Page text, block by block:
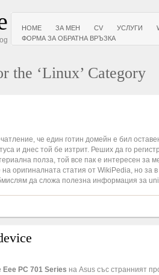
HOME ЗА МЕН CV УСЛУГИ
ФОРМА ЗА ОБРАТНА ВРЪЗКА
the ‘Linux’ Category
че един готин домейн е бил
и днес той бе изтрит. Реших да го
полза, той все пак е интересен за
на оригиналната статия от WikiPedia, но за
да сложа полезна информация за
Eee PC 701 Series на Asus със странният